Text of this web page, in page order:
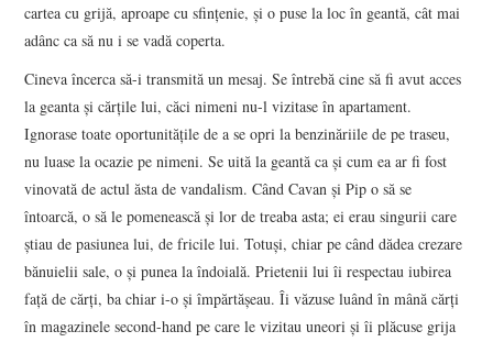
cartea cu grijă, aproape cu sfințenie, și o puse la loc în geantă, cât mai
adânc ca să nu i se vadă coperta.
Cineva încerca să-i transmită un mesaj. Se întrebă cine să fi avut acces
la geanta și cărțile lui, căci nimeni nu-l vizitase în apartament.
Ignorase toate oportunitățile de a se opri la benzinăriile de pe traseu,
nu luase la ocazie pe nimeni. Se uită la geantă ca și cum ea ar fi fost
vinovată de actul ăsta de vandalism. Când Cavan și Pip o să se
întoarcă, o să le pomenească și lor de treaba asta; ei erau singurii care
știau de pasiunea lui, de fricile lui. Totuși, chiar pe când dădea crezare
bănuielii sale, o și punea la îndoială. Prietenii lui îi respectau iubirea
față de cărți, ba chiar i-o și împărtășeau. Îi văzuse luând în mână cărți
în magazinele second-hand pe care le vizitau uneori și îi plăcuse grija